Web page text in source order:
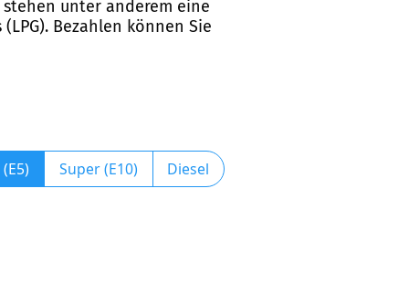
stehen unter anderem eine
Bezahlen können Sie
Super (E10) Diesel